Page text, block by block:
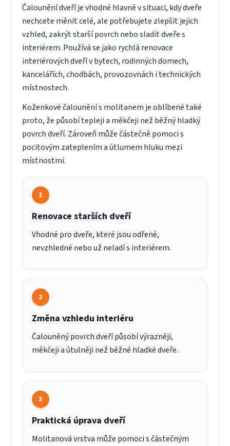
Čalounění dveří je vhodné hlavně v situaci, kdy dveře
nechcete měnit celé, ale potřebujete zlepšit jejich
vzhled, zakrýt starší povrch nebo sladit dveře s
interiérem. Používá se jako rychlá renovace
interiérových dveří v bytech, rodinných domech,
kancelářích, chodbách, provozovnách i technických
místnostech.
Koženkové čalounění s molitanem je oblíbené také
proto, že působí tepleji a měkčeji než běžný hladký
povrch dveří. Zároveň může částečně pomoci s
pocitovým zateplením a útlumem hluku mezi
místnostmi.
1
Renovace starších dveří
Vhodné pro dveře, které jsou odřené,
nevzhledné nebo už neladí s interiérem.
2
Změna vzhledu interiéru
Čalouněný povrch dveří působí výrazněji,
měkčeji a útulněji než běžné hladké dveře.
3
Praktická úprava dveří
Molitanová vrstva může pomoci s částečným